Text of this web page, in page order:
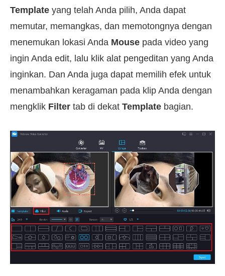
Template yang telah Anda pilih, Anda dapat
memutar, memangkas, dan memotongnya dengan
menemukan lokasi Anda Mouse pada video yang
ingin Anda edit, lalu klik alat pengeditan yang Anda
inginkan. Dan Anda juga dapat memilih efek untuk
menambahkan keragaman pada klip Anda dengan
mengklik Filter tab di dekat Template bagian.